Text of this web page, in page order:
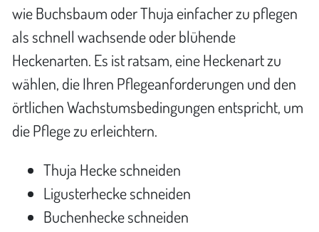
wie Buchsbaum oder Thuja einfacher zu pflegen
als schnell wachsende oder blühende
Heckenarten. Es ist ratsam, eine Heckenart zu
wählen, die Ihren Pflegeanforderungen und den
örtlichen Wachstumsbedingungen entspricht, um
die Pflege zu erleichtern.
Thuja Hecke schneiden
Ligusterhecke schneiden
Buchenhecke schneiden